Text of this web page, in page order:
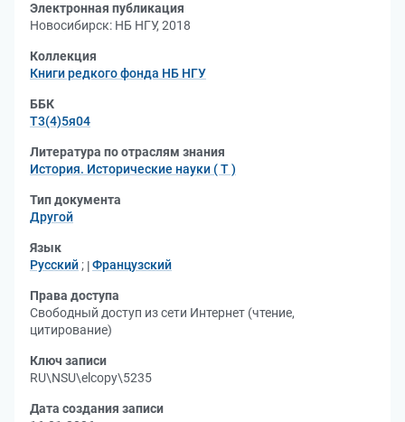
Электронная публикация
Новосибирск: НБ НГУ, 2018
Коллекция
Книги редкого фонда НБ НГУ
ББК
Т3(4)5я04
Литература по отраслям знания
История. Исторические науки ( Т )
Тип документа
Другой
Язык
Русский ; Французский
Права доступа
Свободный доступ из сети Интернет (чтение,
цитирование)
Ключ записи
RU\NSU\elcopy\5235
Дата создания записи